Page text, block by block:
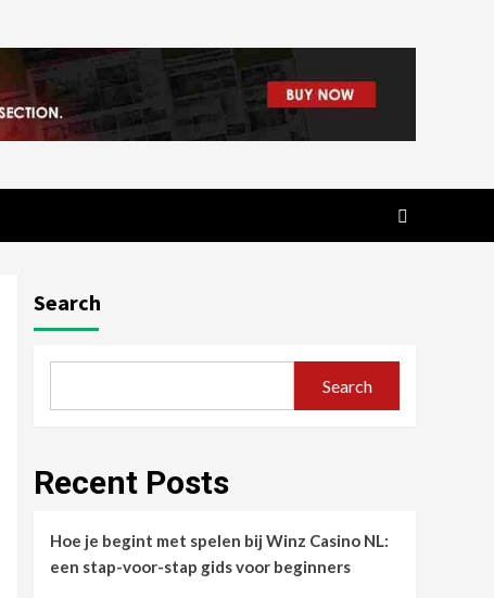
Search
Search
Recent Posts
Hoe je begint met spelen bij Winz Casino NL:
een stap-voor-stap gids voor beginners